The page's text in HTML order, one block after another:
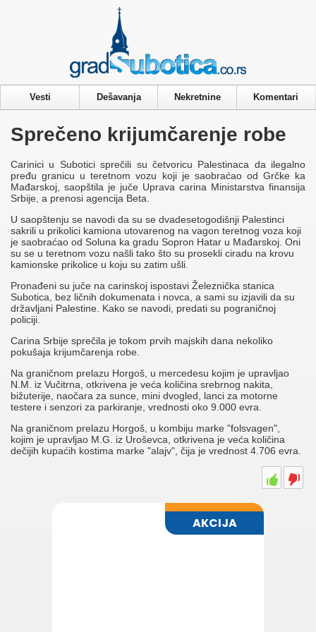
Vesti Dešavanja Nekretnine Komentari
Sprečeno krijumčarenje robe
Carinici u Subotici sprečili su četvoricu Palestinaca da ilegalno
pređu granicu u teretnom vozu koji je saobraćao od Grčke ka
Mađarskoj, saopštila je juče Uprava carina Ministarstva finansija
Srbije, a prenosi agencija Beta.
U saopštenju se navodi da su se dvadesetogodišnji Palestinci
sakrili u prikolici kamiona utovarenog na vagon teretnog voza koji
je saobraćao od Soluna ka gradu Sopron Hatar u Mađarskoj. Oni
su se u teretnom vozu našli tako što su prosekli ciradu na krovu
kamionske prikolice u koju su zatim ušli.
Pronađeni su juče na carinskoj ispostavi Železnička stanica
Subotica, bez ličnih dokumenata i novca, a sami su izjavili da su
državljani Palestine. Kako se navodi, predati su pograničnoj
policiji.
Carina Srbije sprečila je tokom prvih majskih dana nekoliko
pokušaja krijumčarenja robe.
Na graničnom prelazu Horgoš, u mercedesu kojim je upravljao
N.M. iz Vučitrna, otkrivena je veća količina srebrnog nakita,
bižuterije, naočara za sunce, mini dvogled, lanci za motorne
testere i senzori za parkiranje, vrednosti oko 9.000 evra.
Na graničnom prelazu Horgoš, u kombiju marke "folsvagen",
kojim je upravljao M.G. iz Uroševca, otkrivena je veća količina
dečijih kupaćih kostima marke "alajv", čija je vrednost 4.706 evra.
Privacy & Cookies Policy